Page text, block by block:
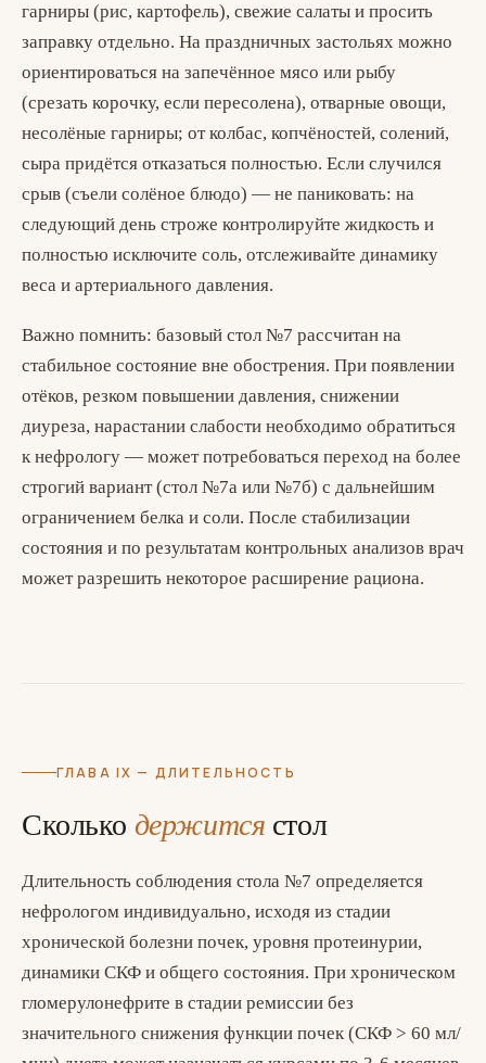
гарниры (рис, картофель), свежие салаты и просить
заправку отдельно. На праздничных застольях можно
ориентироваться на запечённое мясо или рыбу
(срезать корочку, если пересолена), отварные овощи,
несолёные гарниры; от колбас, копчёностей, солений,
сыра придётся отказаться полностью. Если случился
срыв (съели солёное блюдо) — не паниковать: на
следующий день строже контролируйте жидкость и
полностью исключите соль, отслеживайте динамику
веса и артериального давления.
Важно помнить: базовый стол №7 рассчитан на
стабильное состояние вне обострения. При появлении
отёков, резком повышении давления, снижении
диуреза, нарастании слабости необходимо обратиться
к нефрологу — может потребоваться переход на более
строгий вариант (стол №7а или №7б) с дальнейшим
ограничением белка и соли. После стабилизации
состояния и по результатам контрольных анализов врач
может разрешить некоторое расширение рациона.
ГЛАВА IX — ДЛИТЕЛЬНОСТЬ
Сколько держится стол
Длительность соблюдения стола №7 определяется
нефрологом индивидуально, исходя из стадии
хронической болезни почек, уровня протеинурии,
динамики СКФ и общего состояния. При хроническом
гломерулонефрите в стадии ремиссии без
значительного снижения функции почек (СКФ > 60 мл/